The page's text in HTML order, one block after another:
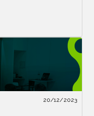
20/12/2023